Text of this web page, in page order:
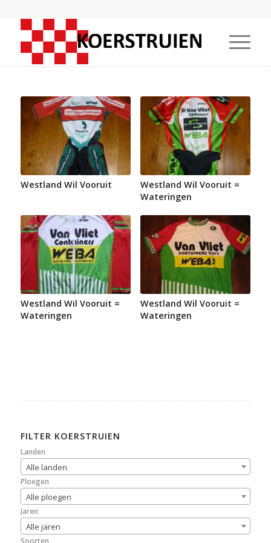
Westland Wil Vooruit
Westland Wil Vooruit =
Wateringen
Westland Wil Vooruit =
Wateringen
Westland Wil Vooruit =
Wateringen
FILTER KOERSTRUIEN
Landen
Alle landen
Ploegen
Alle ploegen
Jaren
Alle jaren
Soorten